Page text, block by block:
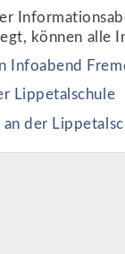
können alle
Infoabend
Lippetalschule
an der